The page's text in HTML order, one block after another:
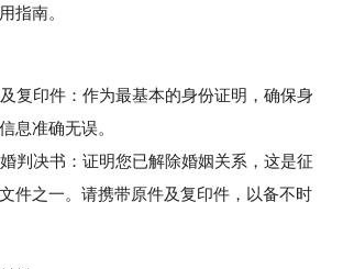
指南。
印件：作为最基本的身份证明，确保身
息准确无误。
决书：证明您已解除婚姻关系，这是征
件之一。请携带原件及复印件，以备不时